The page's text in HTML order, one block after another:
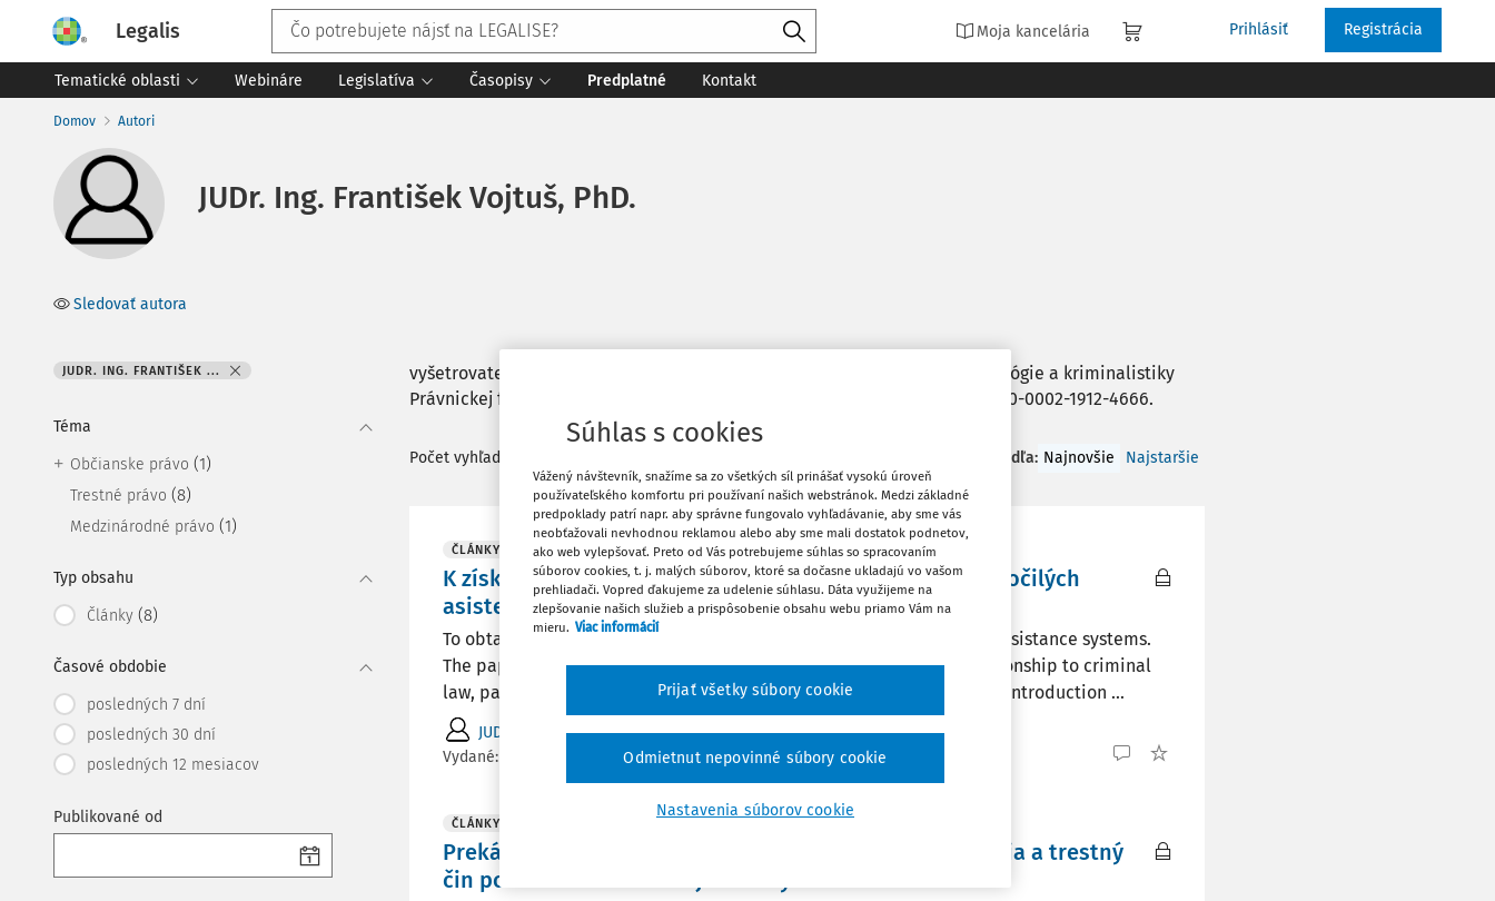
Legalis Moja kancelária Prihlásiť Registrácia
Tematické oblasti Webináre Legislatíva Časopisy Predplatné Kontakt
Domov Autori
JUDr. Ing. František Vojtuš, PhD.
Sledovať autora
JUDR. ING. FRANTIŠEK ...
Téma
Občianske právo (1)
Trestné právo (8)
Medzinárodné právo (1)
Typ obsahu
Články (8)
Časové obdobie
posledných 7 dní
posledných 30 dní
posledných 12 mesiacov
Publikované od
vyšetrovateľ PZ, externý spolupracovník Katedry trestného práva, kriminológie a kriminalistiky
Právnickej fakulty UK v Bratislave vojtus1@uniba.sk. https://orcid.org/0000-0002-1912-4666.
Počet vyhľadaných dokumentov: Zoradiť podľa: Najnovšie Najstaršie
ČLÁNKY
K získaniu dôkazov z automatizovaných vozidiel a pokročilých
asistenčných systémov vozidiel
To obtain evidence from automated vehicles and advanced vehicle assistance systems.
The paper deals with the issue of automated vehicles and their relationship to criminal
law, particularly in the area of evidence in criminal proceedings. The introduction ...
JUDr. Ing. František Vojtuš PhD.,doc. JUDr. Marek Kordík PhD., LL.M.
Vydané:
91 minút čítania
ČLÁNKY
Prekážka, ktorej účelom je zabrániť vniknutiu do obydlia a trestný
čin porušovania domovej slobody
Súhlas s cookies
Vážený návštevník, snažíme sa zo všetkých síl prinášať vysokú úroveň
používateľského komfortu pri používaní našich webstránok. Medzi základné
predpoklady patrí napr. aby správne fungovalo vyhľadávanie, aby sme vás
neobťažovali nevhodnou reklamou alebo aby sme mali dostatok podnetov,
ako web vylepšovať. Preto od Vás potrebujeme súhlas so spracovaním
súborov cookies, t. j. malých súborov, ktoré sa dočasne ukladajú vo vašom
prehliadači. Vopred ďakujeme za udelenie súhlasu. Dáta využijeme na
zlepšovanie našich služieb a prispôsobenie obsahu webu priamo Vám na
mieru. Viac informácií
Nastavenia súborov cookie
Odmietnut nepovinné súbory cookie
Prijať všetky súbory cookie